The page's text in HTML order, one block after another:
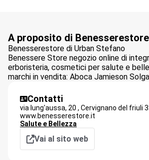
A proposito di
Benesserestore di Urban Stefano
Benessere Store negozio online di
erboristeria, cosmetici per salute e
marchi in vendita: Aboca Jamieson
Contatti
via lung'aussa, 20 , Cervignano del friuli
www.benesserestore.it
Salute e Bellezza
Vai al sito web